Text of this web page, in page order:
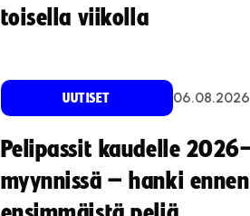
toisella viikolla
UUTISET 06.08.2026
Pelipassit kaudelle
myynnissä – hanki ennen